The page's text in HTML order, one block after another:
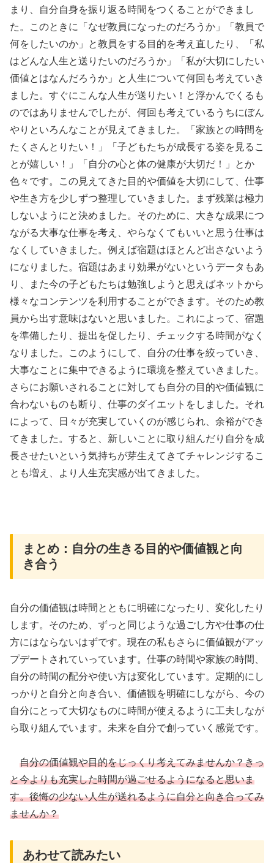
まり、自分自身を振り返る時間をつくることができまし
た。このときに「なぜ教員になったのだろうか」「教員で
何をしたいのか」と教員をする目的を考え直したり、「私
はどんな人生と送りたいのだろうか」「私が大切にしたい
価値とはなんだろうか」と人生について何回も考えていき
ました。すぐにこんな人生が送りたい！と浮かんでくるも
のではありませんでしたが、何回も考えているうちにぼん
やりといろんなことが見えてきました。「家族との時間を
たくさんとりたい！」「子どもたちが成長する姿を見るこ
とが嬉しい！」「自分の心と体の健康が大切だ！」とか
色々です。この見えてきた目的や価値を大切にして、仕事
や生き方を少しずつ整理していきました。まず残業は極力
しないようにと決めました。そのために、大きな成果につ
ながる大事な仕事を考え、やらなくてもいいと思う仕事は
なくしていきました。例えば宿題はほとんど出さないよう
になりました。宿題はあまり効果がないというデータもあ
り、また今の子どもたちは勉強しようと思えばネットから
様々なコンテンツを利用することができます。そのため教
員から出す意味はないと思いました。これによって、宿題
を準備したり、提出を促したり、チェックする時間がなく
なりました。このようにして、自分の仕事を絞っていき、
大事なことに集中できるように環境を整えていきました。
さらにお願いされることに対しても自分の目的や価値観に
合わないものも断り、仕事のダイエットをしました。それ
によって、日々が充実していくのが感じられ、余裕ができ
てきました。すると、新しいことに取り組んだり自分を成
長させたいという気持ちが芽生えてきてチャレンジするこ
とも増え、より人生充実感が出てきました。
まとめ：自分の生きる目的や価値観と向
き合う
自分の価値観は時間とともに明確になったり、変化したり
します。そのため、ずっと同じような過ごし方や仕事の仕
方にはならないはずです。現在の私もさらに価値観がアッ
プデートされていっています。仕事の時間や家族の時間、
自分の時間の配分や使い方は変化しています。定期的にし
っかりと自分と向き合い、価値観を明確にしながら、今の
自分にとって大切なものに時間が使えるように工夫しなが
ら取り組んでいます。未来を自分で創っていく感覚です。
自分の価値観や目的をじっくり考えてみませんか？きっ
と今よりも充実した時間が過ごせるようになると思いま
す。後悔の少ない人生が送れるように自分と向き合ってみ
ませんか？
あわせて読みたい